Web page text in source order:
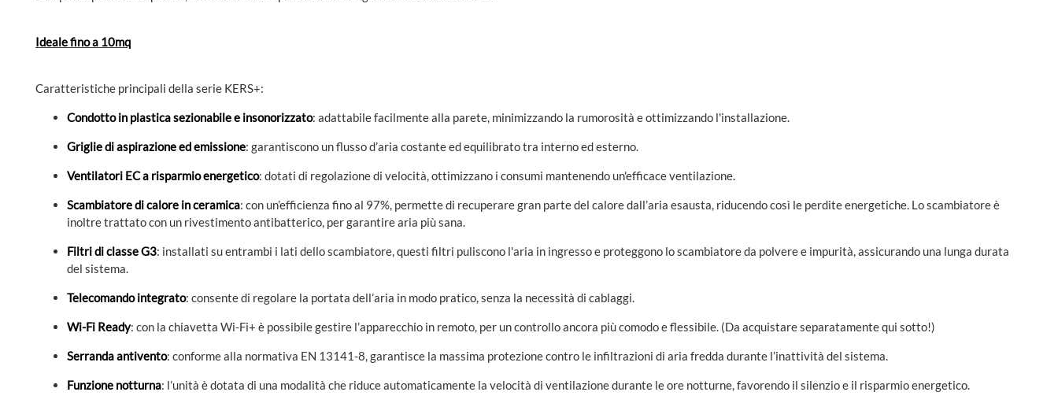
Ideale fino a 10mq
Caratteristiche principali della serie KERS+:
Condotto in plastica sezionabile e insonorizzato: adattabile facilmente alla parete, minimizzando la rumorosità e ottimizzando l'installazione.
Griglie di aspirazione ed emissione: garantiscono un flusso d’aria costante ed equilibrato tra interno ed esterno.
Ventilatori EC a risparmio energetico: dotati di regolazione di velocità, ottimizzano i consumi mantenendo un'efficace ventilazione.
Scambiatore di calore in ceramica: con un’efficienza fino al 97%, permette di recuperare gran parte del calore dall’aria esausta, riducendo così le perdite energetiche. Lo scambiatore è
inoltre trattato con un rivestimento antibatterico, per garantire aria più sana.
Filtri di classe G3: installati su entrambi i lati dello scambiatore, questi filtri puliscono l'aria in ingresso e proteggono lo scambiatore da polvere e impurità, assicurando una lunga durata
del sistema.
Telecomando integrato: consente di regolare la portata dell’aria in modo pratico, senza la necessità di cablaggi.
Wi-Fi Ready: con la chiavetta Wi-Fi+ è possibile gestire l’apparecchio in remoto, per un controllo ancora più comodo e flessibile. (Da acquistare separatamente qui sotto!)
Serranda antivento: conforme alla normativa EN 13141-8, garantisce la massima protezione contro le infiltrazioni di aria fredda durante l’inattività del sistema.
Funzione notturna: l’unità è dotata di una modalità che riduce automaticamente la velocità di ventilazione durante le ore notturne, favorendo il silenzio e il risparmio energetico.